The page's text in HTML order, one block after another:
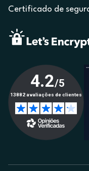
Certificado de